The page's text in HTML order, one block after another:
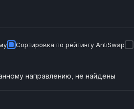
Сортировка по рейтингу AntiSwap
направлению, не найдены